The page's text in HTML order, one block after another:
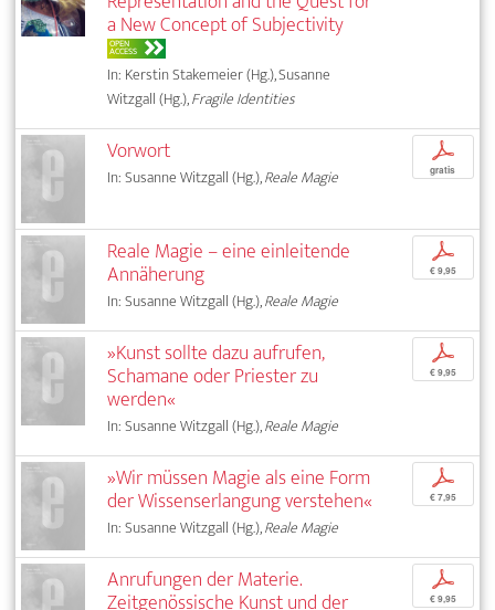
a New Concept of Subjectivity
OPEN
ACCESS
In: Kerstin Stakemeier (Hg.), Susanne
Witzgall (Hg.),Fragile Identities
Vorwort
In: Susanne Witzgall (Hg.),Reale Magie
p
gratis
Reale Magie – eine einleitende
Annäherung
In: Susanne Witzgall (Hg.),Reale Magie
p
€ 9,95
»Kunst sollte dazu aufrufen,
Schamane oder Priester zu
werden«
In: Susanne Witzgall (Hg.),Reale Magie
p
€ 9,95
»Wir müssen Magie als eine Form
der Wissenserlangung verstehen«
In: Susanne Witzgall (Hg.),Reale Magie
p
€ 7,95
Anrufungen der Materie. p
€ 9,95